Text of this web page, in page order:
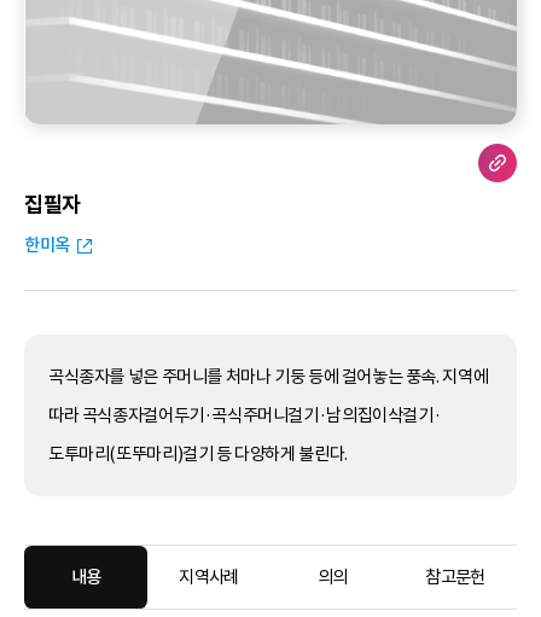
집필자
한미옥
곡식종자를 넣은 주머니를 처마나 기둥 등에 걸어놓는 풍속. 지역에
따라 곡식종자걸어두기·곡식주머니걸기·남의집이삭걸기·
도투마리(또뚜마리)걸기 등 다양하게 불린다.
내용 지역사례 의의 참고문헌